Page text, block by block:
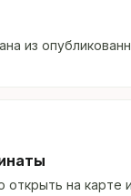
из
на карте